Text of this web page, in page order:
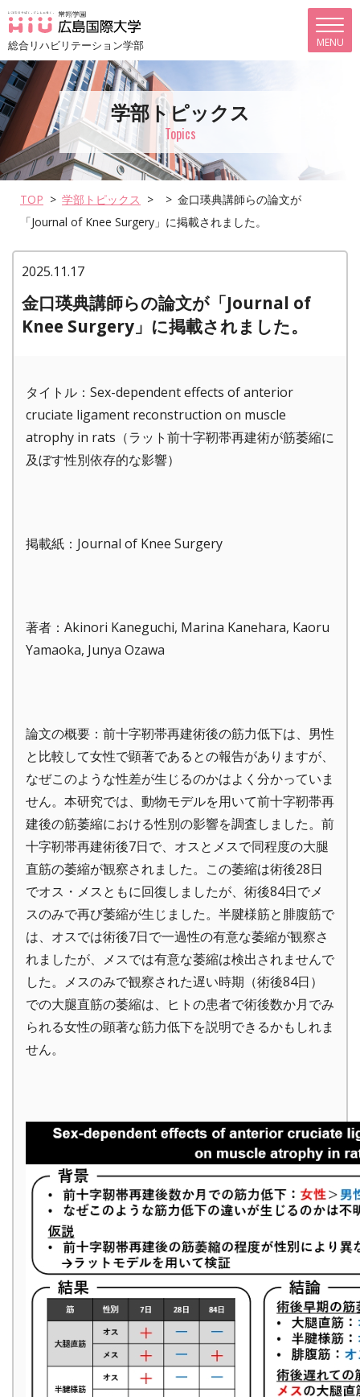
総合リハビリテーション学部
学部トピックス
Topics
TOP 学部トピックス
金口瑛典講師らの論文が
「Journal of Knee Surgery」に掲載されました。
2025.11.17
金口瑛典講師らの論文が「Journal of
Knee Surgery」に掲載されました。
タイトル：Sex-dependent effects of anterior
cruciate ligament reconstruction on muscle
atrophy in rats（ラット前十字靭帯再建術が筋萎縮に
及ぼす性別依存的な影響）
掲載紙：Journal of Knee Surgery
著者：Akinori Kaneguchi, Marina Kanehara, Kaoru
Yamaoka, Junya Ozawa
論文の概要：前十字靭帯再建術後の筋力低下は、男性
と比較して女性で顕著であるとの報告がありますが、
なぜこのような性差が生じるのかはよく分かっていま
せん。本研究では、動物モデルを用いて前十字靭帯再
建後の筋萎縮における性別の影響を調査しました。前
十字靭帯再建術後7日で、オスとメスで同程度の大腿
直筋の萎縮が観察されました。この萎縮は術後28日
でオス・メスともに回復しましたが、術後84日でメ
スのみで再び萎縮が生じました。半腱様筋と腓腹筋で
は、オスでは術後7日で一過性の有意な萎縮が観察さ
れましたが、メスでは有意な萎縮は検出されませんで
した。メスのみで観察された遅い時期（術後84日）
での大腿直筋の萎縮は、ヒトの患者で術後数か月でみ
られる女性の顕著な筋力低下を説明できるかもしれま
せん。